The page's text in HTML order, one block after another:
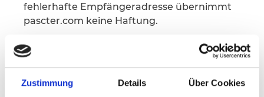
Zustimmung Details Über Cookies
fehlerhafte Empfängeradresse übernimmt
pascter.com keine Haftung.
Für fristgerecht und berechtigt gerügte
Weise Gewähr, dass wir mangelfreie Ware
ab unserem Betrieb nachliefern. Ein